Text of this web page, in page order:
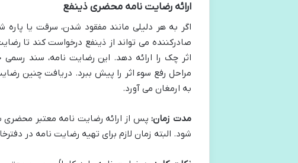
ارائه رضایت نامه محضری ذینفع
اگر به هر دلیلی مانند مفقود شدن، سرقت یا
صادرکننده می تواند از ذینفع درخواست کند تا
اثر چک را ارائه دهد. این رضایت نامه، سند
مراحل رفع سوء اثر را پیش ببرد. دریافت چنین
به ارمغان می آورد.
مدت زمان:
شود. البته زمان لازم برای تهیه رضایت نامه در